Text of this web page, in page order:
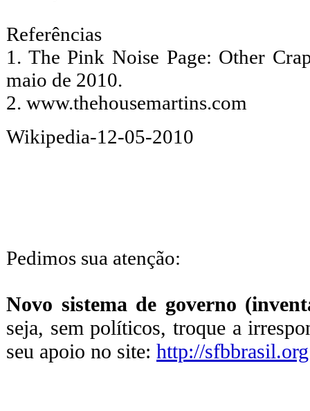
Referências
1. The Pink Noise Page: Other
maio de 2010.
2. www.thehousemartins.com
Wikipedia-12-05-2010
Pedimos sua atenção:
Novo sistema de governo
seja, sem políticos, troque a
seu apoio no site: http://sfbbrasil.org